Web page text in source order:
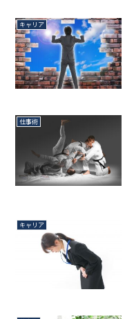
キャリア
仕事術
キャリア